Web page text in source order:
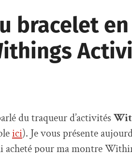
bracelet
du traqueur d’activités
ici). Je vous présente
acheté pour ma montre